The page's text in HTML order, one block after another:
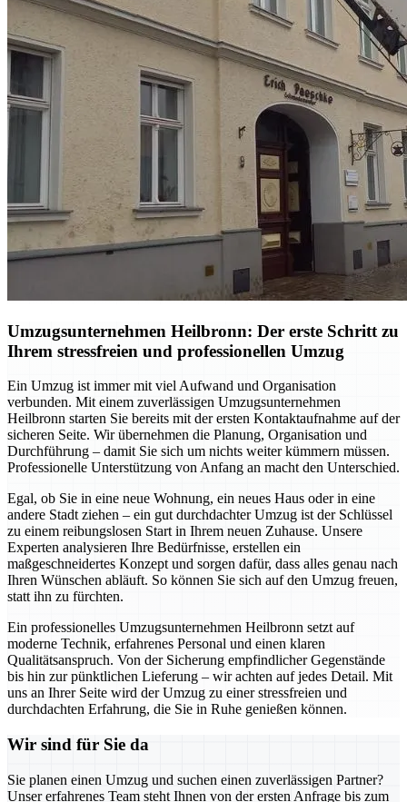
Umzugsunternehmen Heilbronn: Der erste Schritt zu
Ihrem stressfreien und professionellen Umzug
Ein Umzug ist immer mit viel Aufwand und Organisation
verbunden. Mit einem zuverlässigen Umzugsunternehmen
Heilbronn starten Sie bereits mit der ersten Kontaktaufnahme auf der
sicheren Seite. Wir übernehmen die Planung, Organisation und
Durchführung – damit Sie sich um nichts weiter kümmern müssen.
Professionelle Unterstützung von Anfang an macht den Unterschied.
Egal, ob Sie in eine neue Wohnung, ein neues Haus oder in eine
andere Stadt ziehen – ein gut durchdachter Umzug ist der Schlüssel
zu einem reibungslosen Start in Ihrem neuen Zuhause. Unsere
Experten analysieren Ihre Bedürfnisse, erstellen ein
maßgeschneidertes Konzept und sorgen dafür, dass alles genau nach
Ihren Wünschen abläuft. So können Sie sich auf den Umzug freuen,
statt ihn zu fürchten.
Ein professionelles Umzugsunternehmen Heilbronn setzt auf
moderne Technik, erfahrenes Personal und einen klaren
Qualitätsanspruch. Von der Sicherung empfindlicher Gegenstände
bis hin zur pünktlichen Lieferung – wir achten auf jedes Detail. Mit
uns an Ihrer Seite wird der Umzug zu einer stressfreien und
durchdachten Erfahrung, die Sie in Ruhe genießen können.
Wir sind für Sie da
Sie planen einen Umzug und suchen einen zuverlässigen Partner?
Unser erfahrenes Team steht Ihnen von der ersten Anfrage bis zum